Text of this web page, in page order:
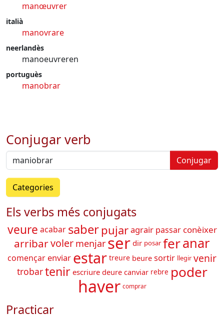
manœuvrer
italià
manovrare
neerlandès
manoeuvreren
portuguès
manobrar
Conjugar verb
Conjugar
Categories
Els verbs més conjugats
veure acabar saberpujaragrair passar conèixer
arribarvoler menjar ser dir posar feranar
començar enviar estar treure beure sortir llegir venir
trobartenir escriure deure canviar rebre poder
haver comprar
Practicar